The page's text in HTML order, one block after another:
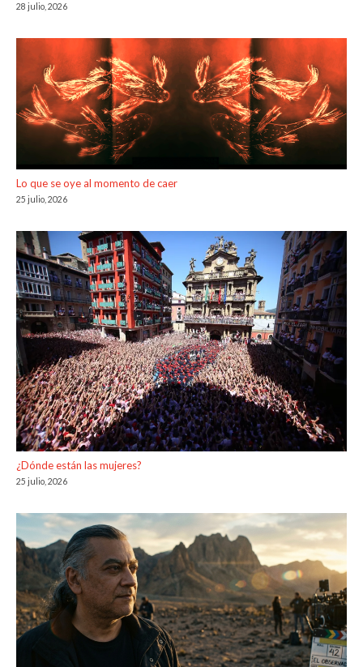
28 julio, 2026
Lo que se oye al momento de caer
25 julio, 2026
¿Dónde están las mujeres?
25 julio, 2026